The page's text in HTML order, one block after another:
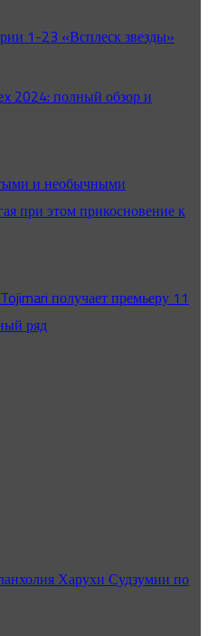
1-23 «Всплеск звезды»
2024: полный обзор и
и необычными
при этом прикосновение к
получает премьеру 11
ряд
Харухи Судзумии по